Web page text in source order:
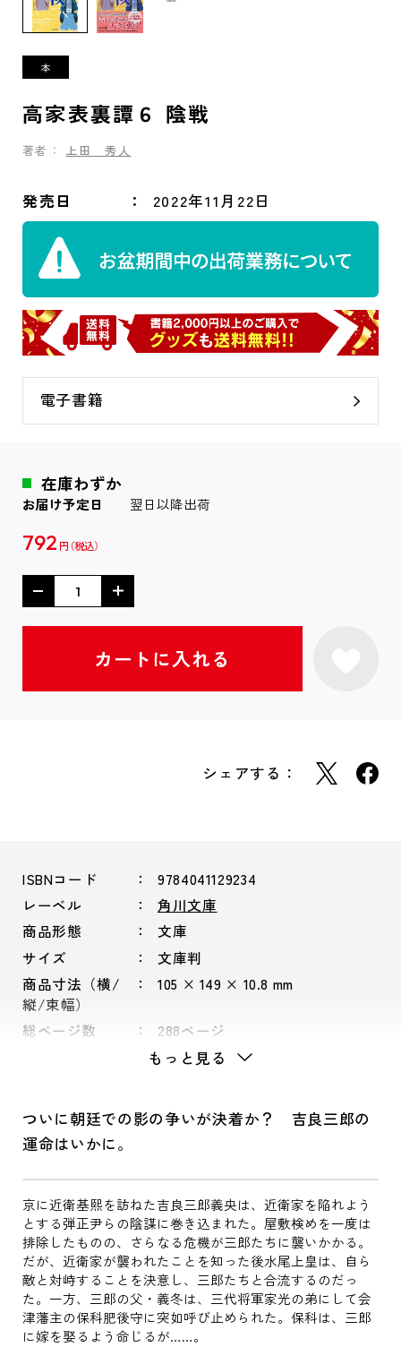
高家表裏譚６ 陰戦
著者： 上田 秀人
発売日 2022年11月22日
電子書籍
在庫わずか
お届け予定日 翌日以降出荷
792 円
シェアする：
ISBNコード
9784041129234
レーベル
角川文庫
商品形態
文庫
サイズ
文庫判
商品寸法（横/
縦/束幅）
105 × 149 × 10.8 mm
総ページ数 288ページ
もっと見る
ついに朝廷での影の争いが決着か？ 吉良三郎の
運命はいかに。
京に近衛基煕を訪ねた吉良三郎義央は、近衛家を陥れよう
とする弾正尹らの陰謀に巻き込まれた。屋敷検めを一度は
排除したものの、さらなる危機が三郎たちに襲いかかる。
だが、近衛家が襲われたことを知った後水尾上皇は、自ら
敵と対峙することを決意し、三郎たちと合流するのだっ
た。一方、三郎の父・義冬は、三代将軍家光の弟にして会
津藩主の保科肥後守に突如呼び止められた。保科は、三郎
に嫁を娶るよう命じるが……。